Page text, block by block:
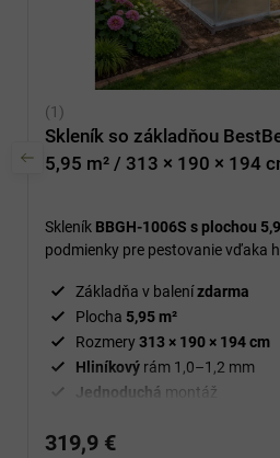
Skleník so základňou
5,95 m² / 313 × 190 × 194
Skleník BBGH-1006S s plochou
podmienky pre pestovanie vďaka
Základňa v balenízdarma
Plocha 5,95 m²
Rozmery313 × 190 × 194 cm
Hliníkový rám 1,0–1,2 mm
Jednoduchá montáž
319,9 €